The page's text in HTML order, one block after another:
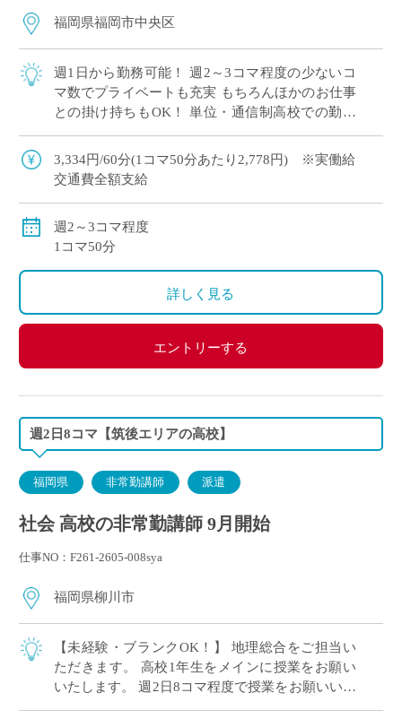
福岡県福岡市中央区
週1日から勤務可能！ 週2～3コマ程度の少ないコ
マ数でプライベートも充実 もちろんほかのお仕事
との掛け持ちもOK！ 単位・通信制高校での勤務
新しいきれいなキャンパスでのオシゴト
3,334円/60分(1コマ50分あたり2,778円) ※実働給
交通費全額支給
週2～3コマ程度
1コマ50分
詳しく見る
エントリーする
週2日8コマ【筑後エリアの高校】
福岡県 非常勤講師 派遣
社会 高校の非常勤講師 9月開始
仕事NO：F261-2605-008sya
福岡県柳川市
【未経験・ブランクOK！】 地理総合をご担当い
ただきます。 高校1年生をメインに授業をお願い
いたします。 週2日8コマ程度で授業をお願いいた
します！ 1時間目は9:05～で少し遅めのスター